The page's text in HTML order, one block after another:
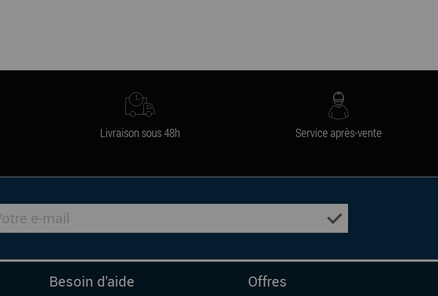
Livraison sous 48h Service après-vente
Besoin d'aide Offres